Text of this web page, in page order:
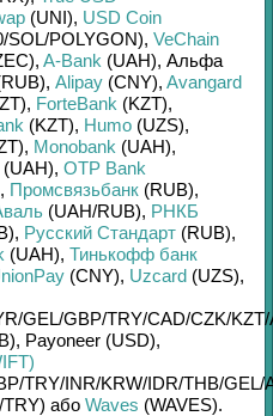
(UNI), USD Coin
SOL/POLYGON), VeChain
, A-Bank (UAH), Альфа
, Alipay (CNY), Avangard
, ForteBank (KZT),
(KZT), Humo (UZS),
, Monobank (UAH),
(UAH), OTP Bank
, Промсвязьбанк (RUB),
(UAH/RUB), РНКБ
, Русский Стандарт (RUB),
(UAH), Тинькофф банк
(CNY), Uzcard (UZS),
GEL/GBP/TRY/CAD/CZK/KZT/
, Payoneer (USD),
TRY/INR/KRW/IDR/THB/GEL/
TRY) або Waves (WAVES).